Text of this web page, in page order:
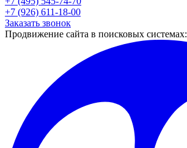
+7 (926) 611-18-00
Заказать звонок
Продвижение сайта в поисковых системах: